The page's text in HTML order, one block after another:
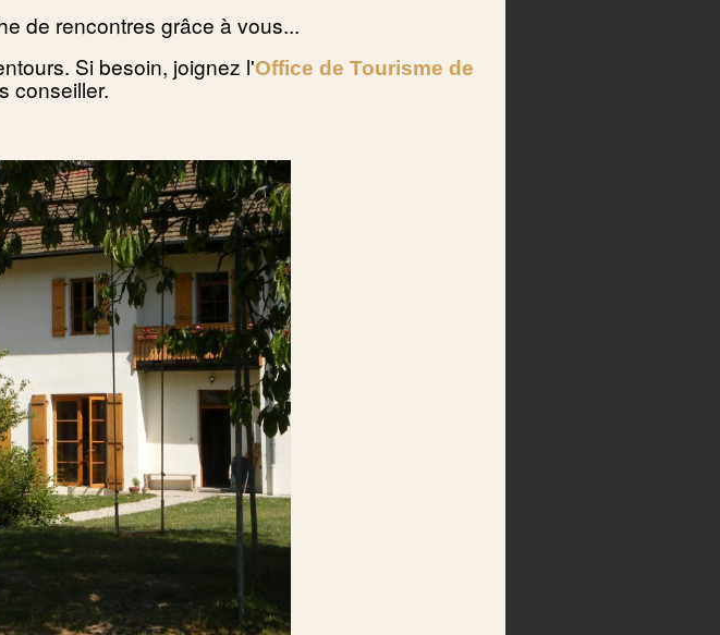
de rencontres grâce à vous...
Si besoin, joignez l'Office de Tourisme de
conseiller.